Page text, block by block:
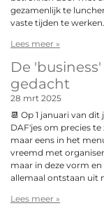
gezamenlijk te
vaste tijden te werken.
Lees meer »
De
gedacht
28 mrt 2025
📆 Op 1 januari van
DAF'jes om precies
maar eens in het
vreemd met
maar in deze vorm
allemaal ontstaan uit
Lees meer »